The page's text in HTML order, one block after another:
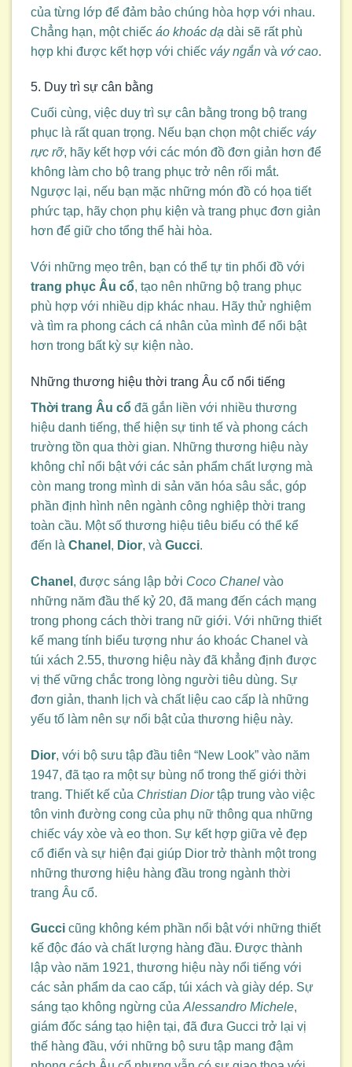
của từng lớp để đảm bảo chúng hòa hợp với nhau.
Chẳng hạn, một chiếc áo khoác dạ dài sẽ rất phù
hợp khi được kết hợp với chiếc váy ngắn và vớ cao.
5. Duy trì sự cân bằng
Cuối cùng, việc duy trì sự cân bằng trong bộ trang
phục là rất quan trọng. Nếu bạn chọn một chiếc váy
rực rỡ, hãy kết hợp với các món đồ đơn giản hơn để
không làm cho bộ trang phục trở nên rối mắt.
Ngược lại, nếu bạn mặc những món đồ có họa tiết
phức tạp, hãy chọn phụ kiện và trang phục đơn giản
hơn để giữ cho tổng thể hài hòa.
Với những mẹo trên, bạn có thể tự tin phối đồ với
trang phục Âu cổ, tạo nên những bộ trang phục
phù hợp với nhiều dịp khác nhau. Hãy thử nghiệm
và tìm ra phong cách cá nhân của mình để nổi bật
hơn trong bất kỳ sự kiện nào.
Những thương hiệu thời trang Âu cổ nổi tiếng
Thời trang Âu cổ đã gắn liền với nhiều thương
hiệu danh tiếng, thể hiện sự tinh tế và phong cách
trường tồn qua thời gian. Những thương hiệu này
không chỉ nổi bật với các sản phẩm chất lượng mà
còn mang trong mình di sản văn hóa sâu sắc, góp
phần định hình nên ngành công nghiệp thời trang
toàn cầu. Một số thương hiệu tiêu biểu có thể kể
đến là Chanel , Dior, và Gucci.
Chanel , được sáng lập bởi Coco Chanel vào
những năm đầu thế kỷ 20, đã mang đến cách mạng
trong phong cách thời trang nữ giới. Với những thiết
kế mang tính biểu tượng như áo khoác Chanel và
túi xách 2.55, thương hiệu này đã khẳng định được
vị thế vững chắc trong lòng người tiêu dùng. Sự
đơn giản, thanh lịch và chất liệu cao cấp là những
yếu tố làm nên sự nổi bật của thương hiệu này.
Dior, với bộ sưu tập đầu tiên “New Look” vào năm
1947, đã tạo ra một sự bùng nổ trong thế giới thời
trang. Thiết kế của Christian Diortập trung vào việc
tôn vinh đường cong của phụ nữ thông qua những
chiếc váy xòe và eo thon. Sự kết hợp giữa vẻ đẹp
cổ điển và sự hiện đại giúp Dior trở thành một trong
những thương hiệu hàng đầu trong ngành thời
trang Âu cổ.
Gucci cũng không kém phần nổi bật với những thiết
kế độc đáo và chất lượng hàng đầu. Được thành
lập vào năm 1921, thương hiệu này nổi tiếng với
các sản phẩm da cao cấp, túi xách và giày dép. Sự
sáng tạo không ngừng củaAlessandro Michele,
giám đốc sáng tạo hiện tại, đã đưa Gucci trở lại vị
thế hàng đầu, với những bộ sưu tập mang đậm